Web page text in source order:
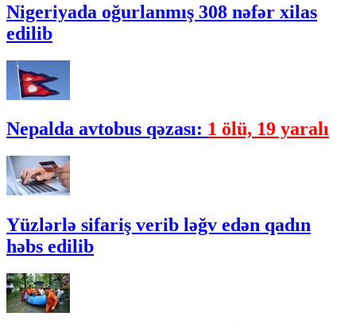
Nigeriyada oğurlanmış 308 nəfər xilas
edilib
Nepalda avtobus qəzası: 1 ölü, 19 yaralı
Yüzlərlə sifariş verib ləğv edən qadın
həbs edilib